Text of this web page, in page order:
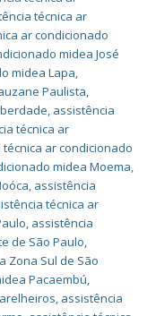
técnica ar
ar condicionado
midea José
midea Lapa,
Paulista,
, assistência
técnica ar
ar condicionado
midea Moema,
, assistência
técnica ar
, assistência
de São Paulo,
Zona Sul de São
Pacaembú,
, assistência